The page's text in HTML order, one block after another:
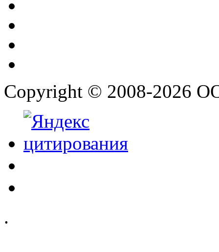
Copyright © 2008-2026
.